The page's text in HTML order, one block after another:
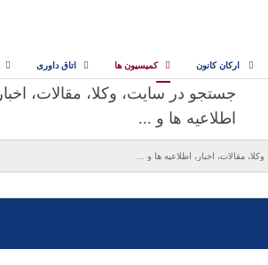
ارکان کانون کمیسیون ها اتاق داوری
جستجو در سایت، وکلا، مقالات،
اطلاعیه ها و ...